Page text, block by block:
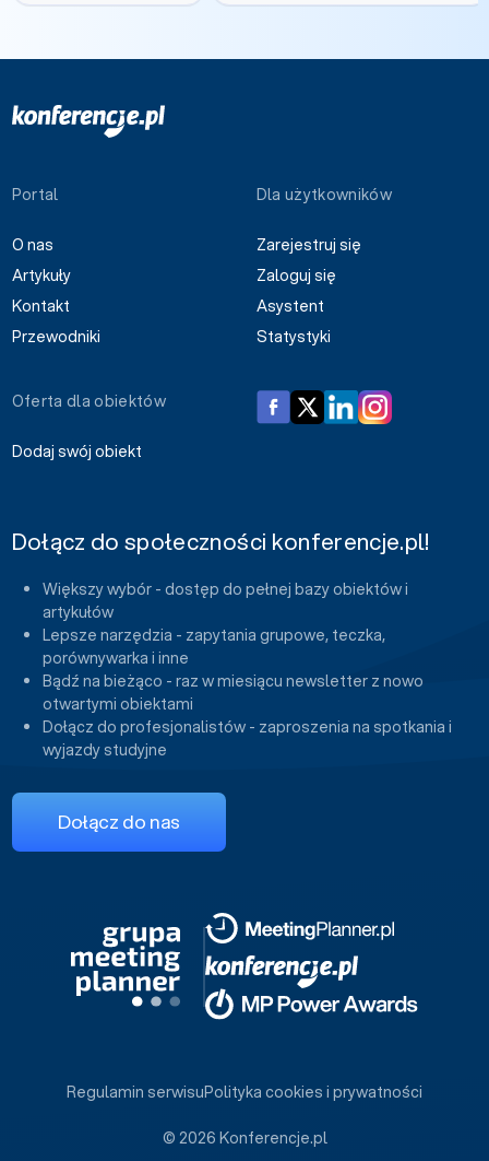
Portal
O nas
Artykuły
Kontakt
Przewodniki
Dla użytkowników
Zarejestruj się
Zaloguj się
Asystent
Statystyki
Oferta dla obiektów
Dodaj swój obiekt
Dołącz do społeczności konferencje.pl!
Większy wybór - dostęp do pełnej bazy obiektów i
artykułów
Lepsze narzędzia - zapytania grupowe, teczka,
porównywarka i inne
Bądź na bieżąco - raz w miesiącu newsletter z nowo
otwartymi obiektami
Dołącz do profesjonalistów - zaproszenia na spotkania i
wyjazdy studyjne
Dołącz do nas
© 2026 Konferencje.pl
Regulamin serwisuPolityka cookies i prywatności